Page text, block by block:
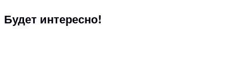
Будет интересно!